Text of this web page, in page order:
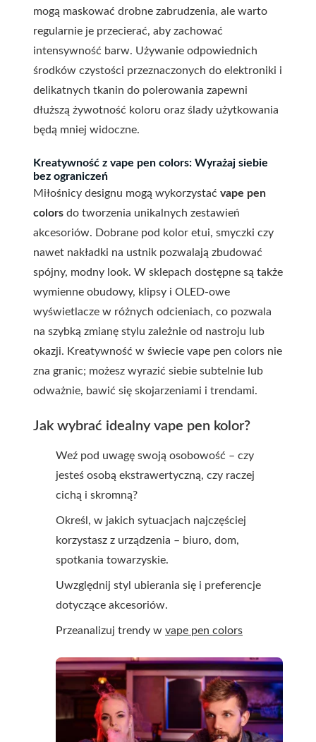
mogą maskować drobne zabrudzenia, ale warto
regularnie je przecierać, aby zachować
intensywność barw. Używanie odpowiednich
środków czystości przeznaczonych do elektroniki i
delikatnych tkanin do polerowania zapewni
dłuższą żywotność koloru oraz ślady użytkowania
będą mniej widoczne.
Kreatywność z vape pen colors: Wyrażaj siebie
bez ograniczeń
Miłośnicy designu mogą wykorzystać vape pen
colors do tworzenia unikalnych zestawień
akcesoriów. Dobrane pod kolor etui, smyczki czy
nawet nakładki na ustnik pozwalają zbudować
spójny, modny look. W sklepach dostępne są także
wymienne obudowy, klipsy i OLED-owe
wyświetlacze w różnych odcieniach, co pozwala
na szybką zmianę stylu zależnie od nastroju lub
okazji. Kreatywność w świecie vape pen colors nie
zna granic; możesz wyrazić siebie subtelnie lub
odważnie, bawić się skojarzeniami i trendami.
Jak wybrać idealny vape pen kolor?
Weź pod uwagę swoją osobowość – czy
jesteś osobą ekstrawertyczną, czy raczej
cichą i skromną?
Określ, w jakich sytuacjach najczęściej
korzystasz z urządzenia – biuro, dom,
spotkania towarzyskie.
Uwzględnij styl ubierania się i preferencje
dotyczące akcesoriów.
Przeanalizuj trendy w vape pen colors